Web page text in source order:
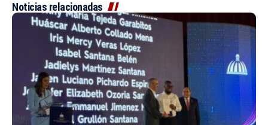
Noticias relacionadas